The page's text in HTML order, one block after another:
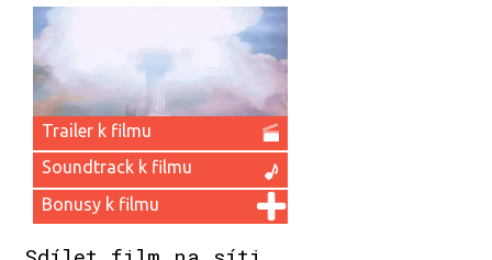
Trailer k filmu
Soundtrack k filmu
Bonusy k filmu